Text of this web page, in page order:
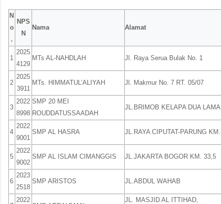
N
o
.
NPS
N
Nama Alamat
1
2025
4129
MTs AL-NAHDLAH Jl. Raya Serua Bulak No. 1
2
2025
3911
MTs. HIMMATUL’ALIYAH Jl. Makmur No. 7 RT. 05/07
3
2022
8998
SMP 20 MEI
ROUDDATUSSAADAH
JL.BRIMOB KELAPA DUA
4
2022
9001
SMP AL HASRA JL.RAYA CIPUTAT-PARUNG
5
2022
9002
SMP AL ISLAM CIMANGGIS JL.JAKARTA BOGOR KM. 33,5
6
2023
2518
SMP ARISTOS JL.ABDUL WAHAB
2022
JL. MASJID AL ITTIHAD,